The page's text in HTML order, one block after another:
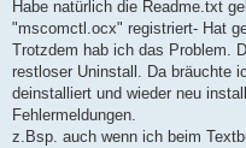
Habe natürlich die Readme.txt
"mscomctl.ocx" registriert- Hat
Trotzdem hab ich das Problem.
restloser Uninstall. Da bräuchte
deinstalliert und wieder neu
Fehlermeldungen.
z.Bsp. auch wenn ich beim